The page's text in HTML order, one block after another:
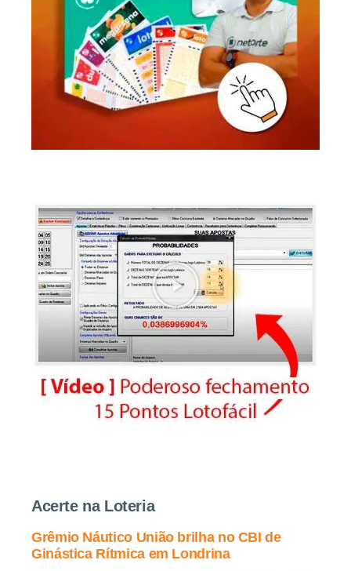
Acerte na Loteria
Grêmio Náutico União brilha no CBI de
Ginástica Rítmica em Londrina